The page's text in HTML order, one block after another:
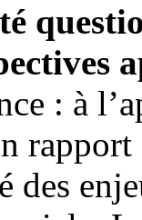
: à
des